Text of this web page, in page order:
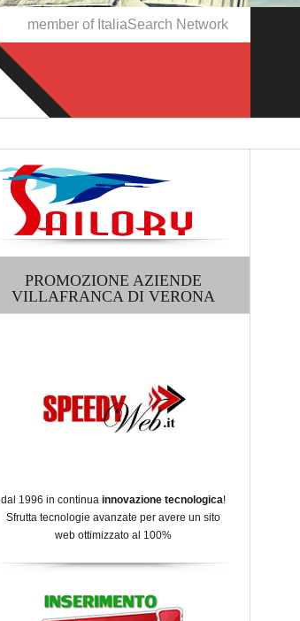
member of ItaliaSearch Network
PROMOZIONE AZIENDE
VILLAFRANCA DI VERONA
dal 1996 in continua innovazione tecnologica!
Sfrutta tecnologie avanzate per avere un sito
web ottimizzato al 100%